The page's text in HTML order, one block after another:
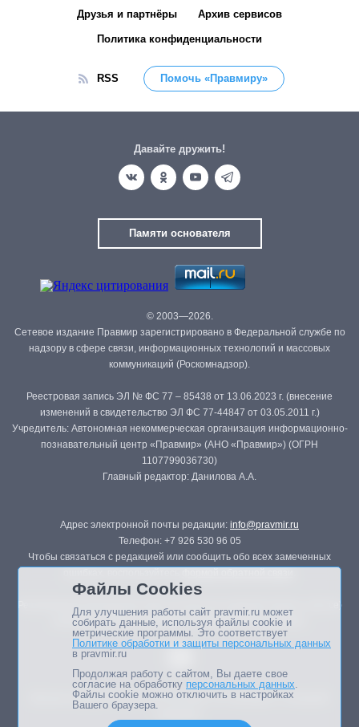
Друзья и партнёры Архив сервисов
Политика конфиденциальности
RSS Помочь «Правмиру»
Давайте дружить!
Памяти основателя
© 2003—2026.
Сетевое издание Правмир зарегистрировано в Федеральной службе по
надзору в сфере связи, информационных технологий и массовых
коммуникаций (Роскомнадзор).
Реестровая запись ЭЛ № ФС 77 – 85438 от 13.06.2023 г. (внесение
изменений в свидетельство ЭЛ ФС 77-44847 от 03.05.2011 г.)
Учредитель: Автономная некоммерческая организация информационно-
познавательный центр «Правмир» (АНО «Правмир») (ОГРН
1107799036730)
Главный редактор: Данилова А.А.
Адрес электронной почты редакции: info@pravmir.ru
Телефон: +7 926 530 96 05
Чтобы связаться с редакцией или сообщить обо всех замеченных
Републикация материалов сайта в печатных изданиях (книгах, прессе)
возможна только с письменного разрешения редакции.
Мнение авторов статей портала может не совпадать с позицией
Файлы Cookies
Для улучшения работы сайт pravmir.ru может
собирать данные, используя файлы cookie и
метрические программы. Это соответствует
Политике обработки и защиты персональных данных
в pravmir.ru
Продолжая работу с сайтом, Вы даете свое
согласие на обработку персональных данных.
Файлы cookie можно отключить в настройках
Вашего браузера.